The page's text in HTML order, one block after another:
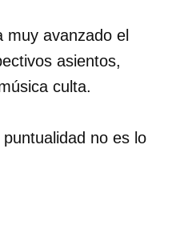
avanzado el
asientos,
culta.
puntualidad no es lo